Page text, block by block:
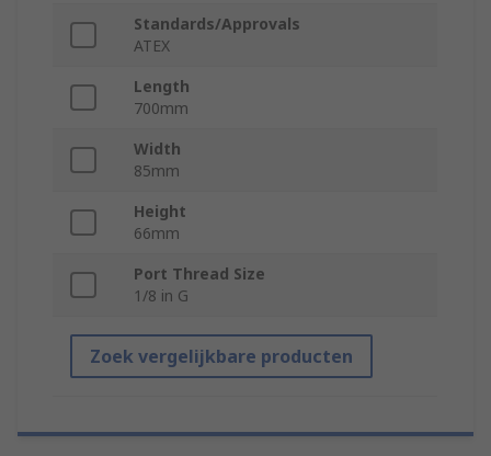
Standards/Approvals
ATEX
Length
700mm
Width
85mm
Height
66mm
Port Thread Size
1/8 in G
Zoek vergelijkbare producten